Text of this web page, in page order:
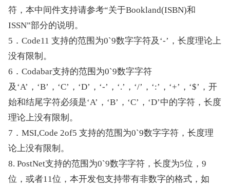
符，本中间件支持请参考“关于Bookland(ISBN)和
ISSN”部分的说明。
5．Code11 支持的范围为0`9数字字符及‘-’，长度理论上
没有限制。
6．Codabar支持的范围为0`9数字字符
及‘A’，‘B’，‘C’，‘D’，‘-’，‘.’，‘/’，‘:’，‘+’，‘$’，开
始和结尾字符必须是‘A’，‘B’，‘C’，‘D’中的字符，长度
理论上没有限制。
7．MSI,Code 2of5 支持的范围为0`9数字字符，长度理
论上没有限制。
8. PostNet支持的范围为0`9数字字符，长度为5位，9
位，或者11位，本开发包支持带有非数字的格式，如